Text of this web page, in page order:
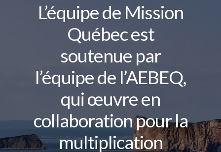
L’équipe de Mission
Québec est
soutenue par
l’équipe de l’AEBEQ,
qui œuvre en
collaboration pour la
multiplication